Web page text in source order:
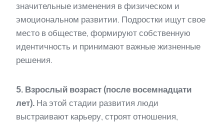
значительные изменения в физическом и
эмоциональном развитии. Подростки ищут свое
место в обществе, формируют собственную
идентичность и принимают важные жизненные
решения.
5. Взрослый возраст (после восемнадцати
лет). На этой стадии развития люди
выстраивают карьеру, строят отношения,